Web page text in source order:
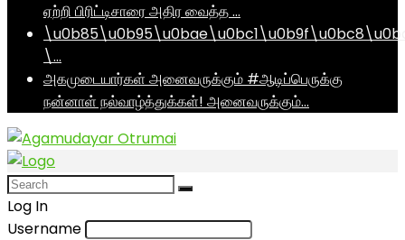
ஏற்றி பிரிட்டிசாரை அதிர வைத்த …
\…
அகமுடையார்கள் அனைவருக்கும் #ஆடிப்பெருக்கு
நன்னாள் நல்வாழ்த்துக்கள்! அனைவருக்கும்…
Log In
Username